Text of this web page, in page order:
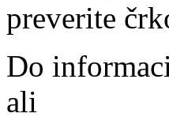
preverite
Do
ali